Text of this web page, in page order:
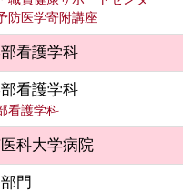
防医学寄附講座
看護学科
看護学科
看護学科
科大学病院
門